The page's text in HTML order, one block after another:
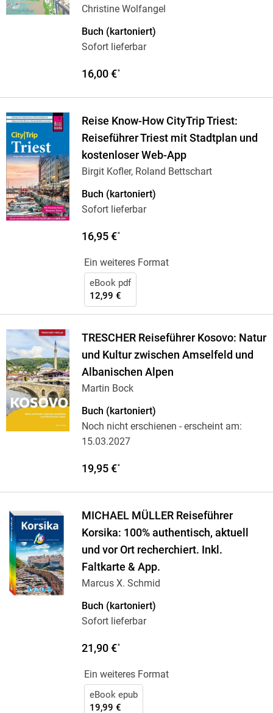
Christine Wolfangel
Buch (kartoniert)
Sofort lieferbar
16,00 €*
Reise Know-How CityTrip Triest:
Reiseführer Triest mit Stadtplan und
kostenloser Web-App
Birgit Kofler, Roland Bettschart
Buch (kartoniert)
Sofort lieferbar
16,95 €*
Ein weiteres Format
eBook pdf
12,99 €
TRESCHER Reiseführer Kosovo: Natur
und Kultur zwischen Amselfeld und
Albanischen Alpen
Martin Bock
Buch (kartoniert)
Noch nicht erschienen - erscheint am:
15.03.2027
19,95 €*
MICHAEL MÜLLER Reiseführer
Korsika: 100% authentisch, aktuell
und vor Ort recherchiert. Inkl.
Faltkarte & App.
Marcus X. Schmid
Buch (kartoniert)
Sofort lieferbar
21,90 €*
Ein weiteres Format
eBook epub
19,99 €